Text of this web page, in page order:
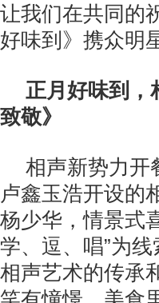
让我们在共同的
好味到》携众明
正月好味到
致敬》
相声新势力开
卢鑫玉浩开设
杨少华，情景式
学、逗、唱”为
相声艺术的传承